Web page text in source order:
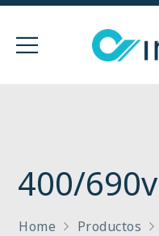
400/690v
Home Productos